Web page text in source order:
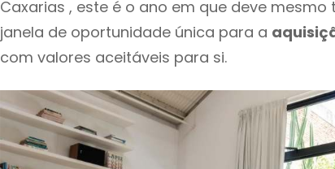
Caxarias , este é o ano em que deve
janela de oportunidade única para a
com valores aceitáveis para si.